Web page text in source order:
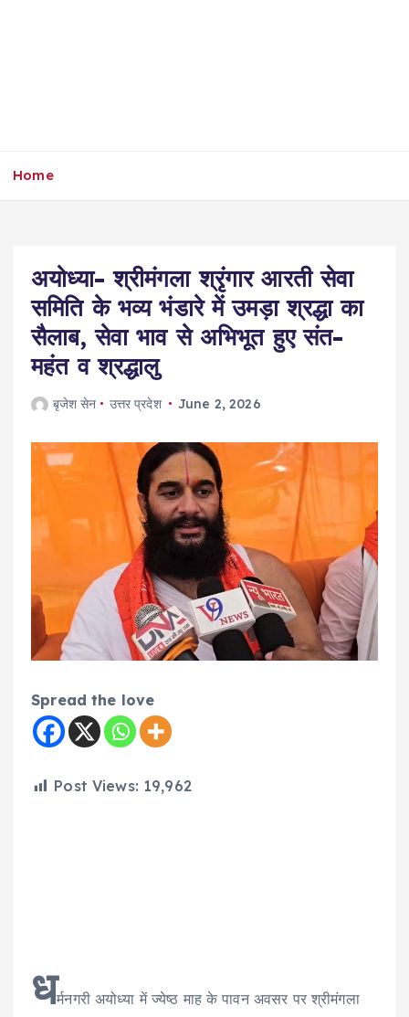
Home
अयोध्या- श्रीमंगला श्रृंगार आरती सेवा
समिति के भव्य भंडारे में उमड़ा श्रद्धा का
सैलाब, सेवा भाव से अभिभूत हुए संत-
महंत व श्रद्धालु
बृजेश सेन उत्तर प्रदेश June 2, 2026
Spread the love
Post Views: 19,962
धर्मनगरी अयोध्या में ज्येष्ठ माह के पावन अवसर पर श्रीमंगला